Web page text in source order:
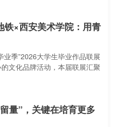
铁×西安美术学院：用青
业季”2026大学生毕业作品联展
文化品牌活动，本届联展汇聚
量”，关键在培育更多